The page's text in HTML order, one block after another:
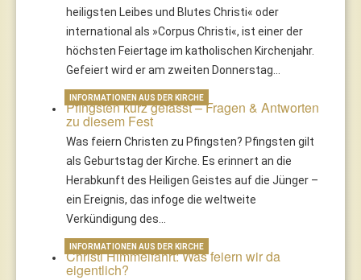
heiligsten Leibes und Blutes Christi« oder
international als »Corpus Christi«, ist einer der
höchsten Feiertage im katholischen Kirchenjahr.
Gefeiert wird er am zweiten Donnerstag…
Pfingsten kurz gefasst – Fragen & Antworten
zu diesem Fest
Was feiern Christen zu Pfingsten? Pfingsten gilt
als Geburtstag der Kirche. Es erinnert an die
Herabkunft des Heiligen Geistes auf die Jünger –
ein Ereignis, das infoge die weltweite
Verkündigung des…
INFORMATIONEN AUS DER KIRCHE
Christi Himmelfahrt: Was feiern wir da
eigentlich?
INFORMATIONEN AUS DER KIRCHE